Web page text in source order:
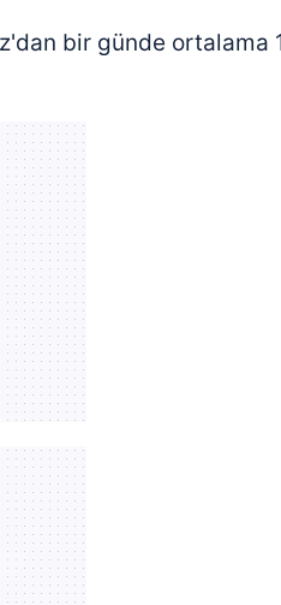
bir günde ortalama